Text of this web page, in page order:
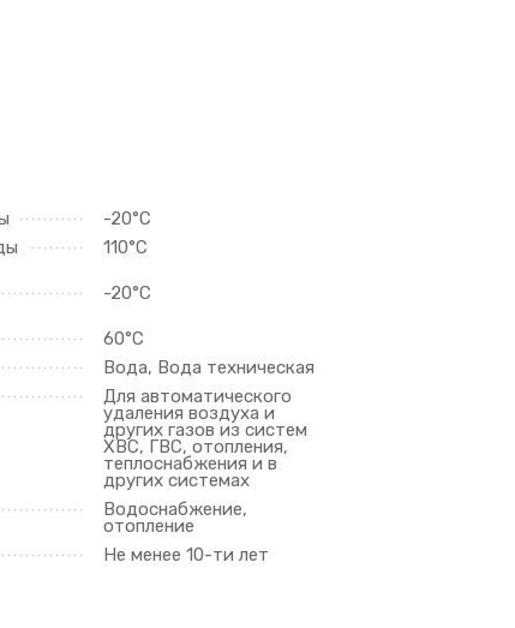
-20°C
110°C
-20°C
60°C
Вода, Вода техническая
Для автоматического
удаления воздуха и
других газов из систем
ХВС, ГВС, отопления,
теплоснабжения и в
других системах
Водоснабжение,
отопление
Не менее 10-ти лет